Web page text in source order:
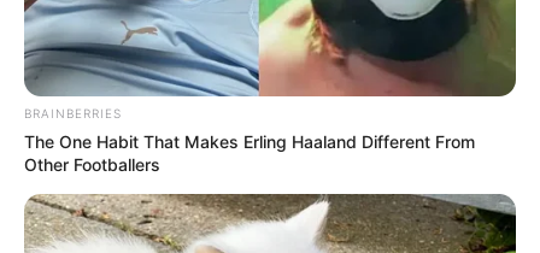
(foto: instagram/wetvindonesia)
SINOPSIS THE CONFIDENCE
Drama ini mengisahkan mengenai kerja sama yang dijalani oleh
BRAINBERRIES
The One Habit That Makes Erling Haaland Different From
Other Footballers